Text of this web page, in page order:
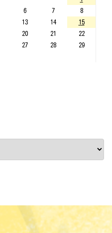
6 7
8
13 14
15
20 21
22
27 28
29